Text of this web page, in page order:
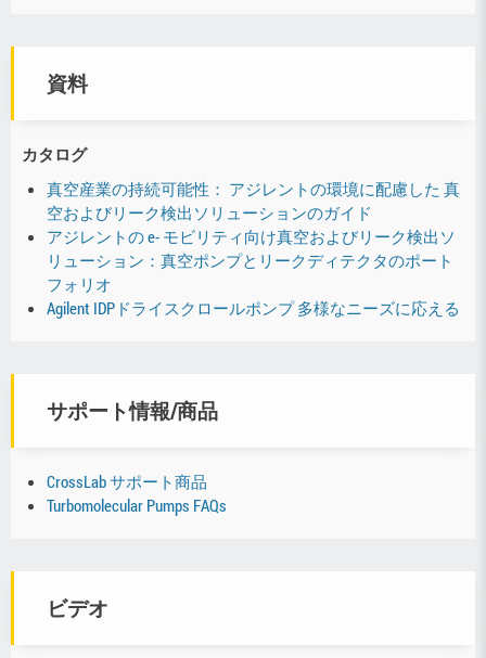
資料
カタログ
真空産業の持続可能性： アジレントの環境に配慮した 真
空およびリーク検出ソリューションのガイド
アジレントの e- モビリティ向け真空およびリーク検出ソ
リューション：真空ポンプとリークディテクタのポート
フォリオ
Agilent IDPドライスクロールポンプ 多様なニーズに応える
サポート情報/商品
CrossLab サポート商品
Turbomolecular Pumps FAQs
ビデオ